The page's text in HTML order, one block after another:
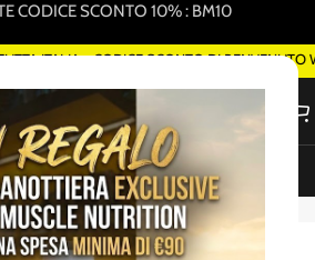
CODICE SCONTO 10% : BM10
- CODICE SCONTO DI BENVENUTO
SU WHATSAPP (ROMA)
energetiche